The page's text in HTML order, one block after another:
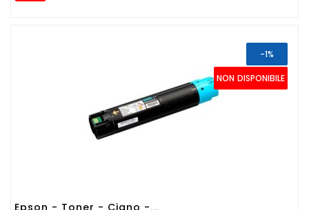
NON DISPONIBILE
-1%
Epson - Toner - Ciano -...